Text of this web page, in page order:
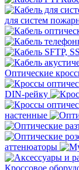
для систем
Оптические
DIN-рейку
настенные
аттенюаторы
Кроссовое